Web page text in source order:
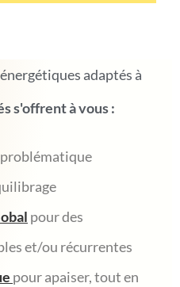
adaptés à
s'offrent à vous :
pour des
et/ou récurrentes
pour apaiser, tout en